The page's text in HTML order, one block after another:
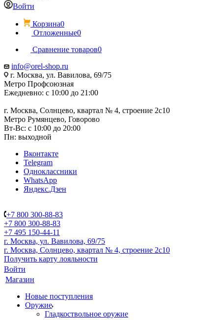
Войти
Корзина0
Отложенные0
Сравнение товаров0
info@orel-shop.ru
г. Москва, ул. Вавилова, 69/75
Метро Профсоюзная
Ежедневно: с 10:00 до 21:00
г. Москва, Солнцево, квартал № 4, строение 2с10
Метро Румянцево, Говорово
Вт-Вс: с 10:00 до 20:00
Пн: выходной
Вконтакте
Telegram
Одноклассники
WhatsApp
Яндекс.Дзен
+7 800 300-88-83
+7 800 300-88-83
+7 495 150-44-11
г. Москва, ул. Вавилова, 69/75
г. Москва, Солнцево, квартал № 4, строение 2с10
Получить карту лояльности
Войти
Магазин
Новые поступления
Оружие
Гладкоствольное оружие